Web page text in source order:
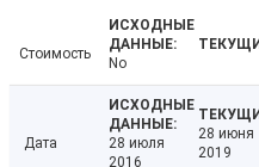
Стоимость
No
Дата
28 июля
2016
28 июня
2019